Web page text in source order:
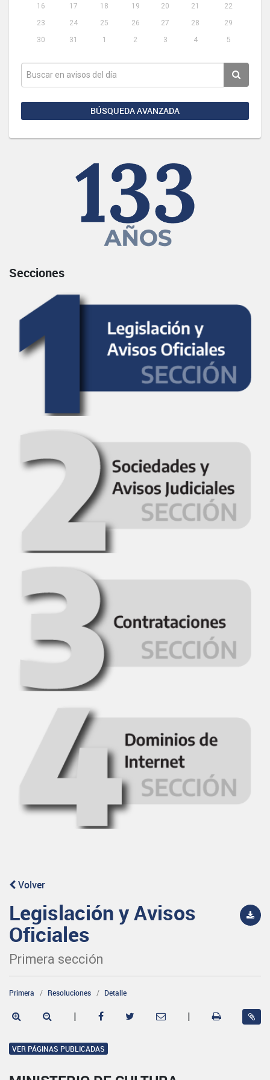
16
17 18 19 20 21
22
23
24 25 26 27 28
29
30
31 1 2 3 4 5
BÚSQUEDA AVANZADA
Secciones
Volver
Legislación y Avisos
Oficiales
Primera sección
Primera Resoluciones Detalle
| |
VER PÁGINAS PUBLICADAS